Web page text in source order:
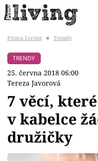
BYDLENÍ SLAVNÝCH
Témata
Bydlení
Prima Living ■ Trendy
TRENDY
25. června 2018 06:00
Tereza Javorová
7 věcí,
v kabelce
družičky